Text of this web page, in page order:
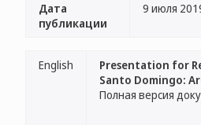
Дата
публикации
9 июля
English
Presentation for
Santo Domingo:
Полная версия